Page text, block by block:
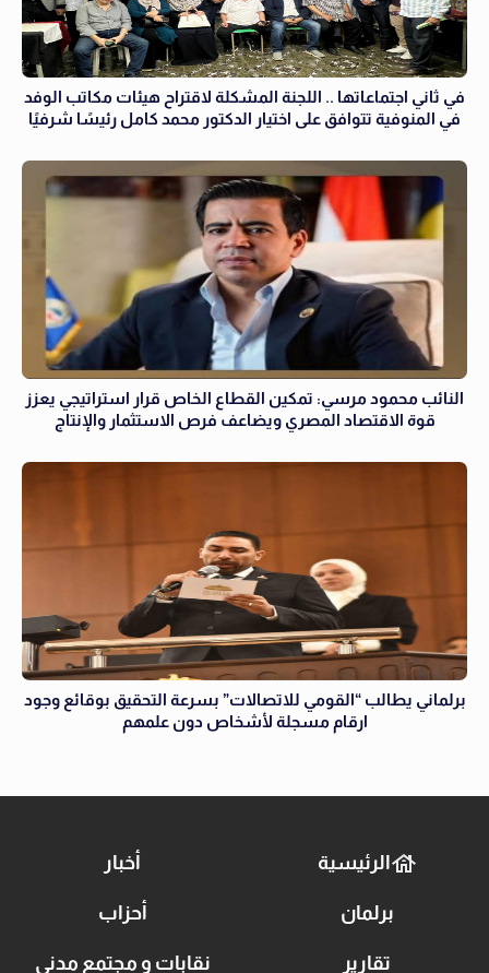
في ثاني اجتماعاتها .. اللجنة المشكلة لاقتراح هيئات مكاتب الوفد
في المنوفية تتوافق على اختيار الدكتور محمد كامل رئيسًا شرفيًا
النائب محمود مرسي: تمكين القطاع الخاص قرار استراتيجي يعزز
قوة الاقتصاد المصري ويضاعف فرص الاستثمار والإنتاج
برلماني يطالب “القومي للاتصالات” بسرعة التحقيق بوقائع وجود
ارقام مسجلة لأشخاص دون علمهم
الرئيسية أخبار
برلمان أحزاب
تقارير نقابات و مجتمع مدني